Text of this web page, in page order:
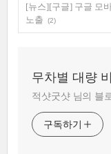
[뉴스][구글] 구글 모
노출
(2)
무차별 대량
적샷굿샷 님의 블
구독하기